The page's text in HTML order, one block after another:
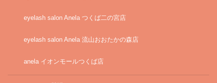
eyelash salon Anela つくば二の宮店
eyelash salon Anela 流山おおたかの森店
anela イオンモールつくば店